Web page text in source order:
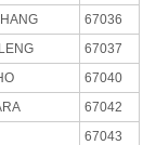
67036
67037
67040
67042
67043